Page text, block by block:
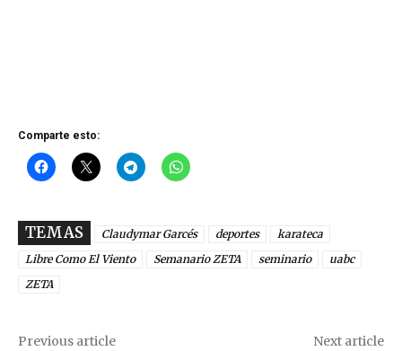
Comparte esto:
TEMAS Claudymar Garcés deportes
karateca
Libre Como El Viento
Semanario ZETA seminario
uabc
ZETA
Previous article Next article